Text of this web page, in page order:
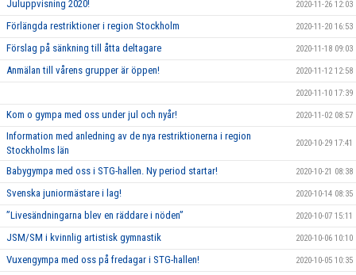
Juluppvisning 2020! 2020-11-26 12:03
Förlängda restriktioner i region Stockholm 2020-11-20 16:53
Förslag på sänkning till åtta deltagare 2020-11-18 09:03
Anmälan till vårens grupper är öppen! 2020-11-12 12:58
2020-11-10 17:39
Kom o gympa med oss under jul och nyår! 2020-11-02 08:57
Information med anledning av de nya restriktionerna i region
Stockholms län
2020-10-29 17:41
Babygympa med oss i STG-hallen. Ny period startar! 2020-10-21 08:38
Svenska juniormästare i lag! 2020-10-14 08:35
”Livesändningarna blev en räddare i nöden” 2020-10-07 15:11
JSM/SM i kvinnlig artistisk gymnastik 2020-10-06 10:10
Vuxengympa med oss på fredagar i STG-hallen! 2020-10-05 10:35